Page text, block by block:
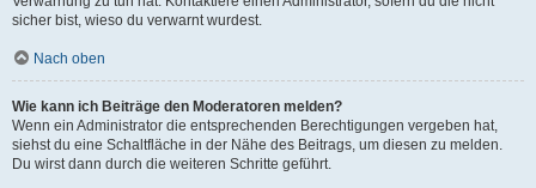
sicher bist, wieso du verwarnt wurdest.
Nach oben
Wie kann ich Beiträge den Moderatoren melden?
Wenn ein Administrator die entsprechenden Berechtigungen vergeben hat,
siehst du eine Schaltfläche in der Nähe des Beitrags, um diesen zu melden.
Du wirst dann durch die weiteren Schritte geführt.